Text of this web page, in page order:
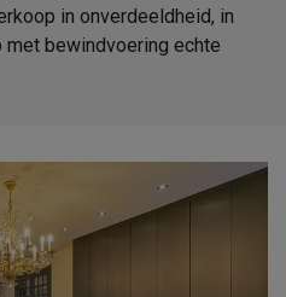
in onverdeeldheid, in
bewindvoering echte